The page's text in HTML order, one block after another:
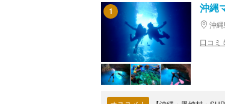
1 沖縄
沖
口コミ